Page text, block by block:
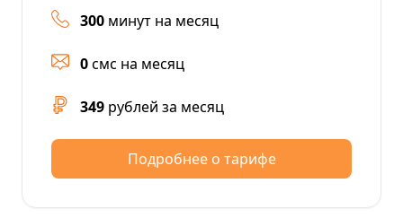
300 минут на месяц
0смс на месяц
349 рублей за месяц
Подробнее о тарифе